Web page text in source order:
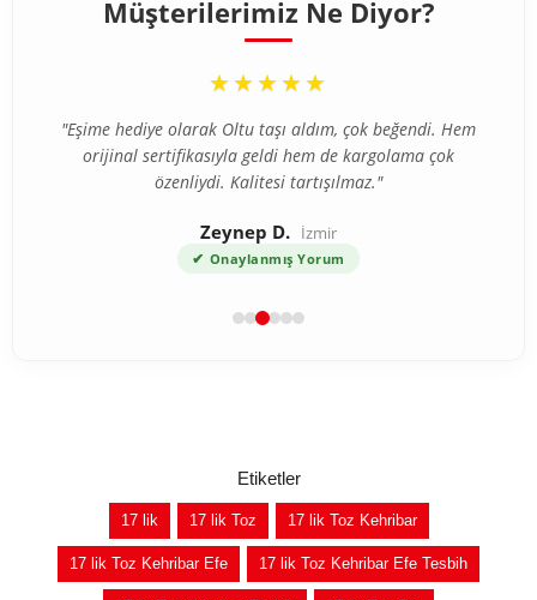
Müşterilerimiz Ne Diyor?
“
★★★★★
"Eşime hediye olarak Oltu taşı aldım, çok beğendi. Hem
orijinal sertifikasıyla geldi hem de kargolama çok
özenliydi. Kalitesi tartışılmaz."
Zeynep D. İzmir
✔ Onaylanmış Yorum
Etiketler
17 lik 17 lik Toz 17 lik Toz Kehribar
17 lik Toz Kehribar Efe 17 lik Toz Kehribar Efe Tesbih